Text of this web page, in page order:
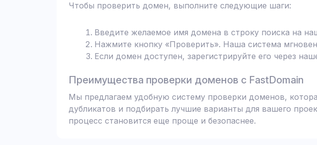
Чтобы проверить домен, выполните следующие шаги:
Введите желаемое имя домена в строку поиска на
Нажмите кнопку «Проверить». Наша система
Если домен доступен, зарегистрируйте его через
Преимущества проверки доменов с FastDomain
Мы предлагаем удобную систему проверки доменов,
дубликатов и подбирать лучшие варианты для вашего
процесс становится еще проще и безопаснее.